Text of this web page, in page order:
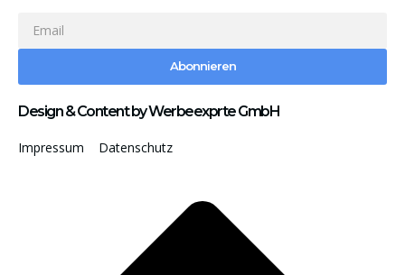
Abonnieren
Design & Content by Werbeexprte GmbH
Impressum Datenschutz